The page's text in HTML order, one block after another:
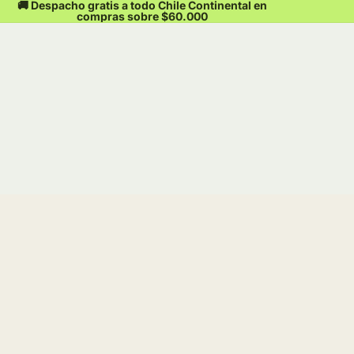
🚚 Despacho gratis a todo Chile Continental en
compras sobre $60.000